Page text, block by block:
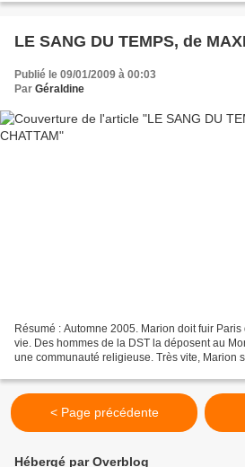
LE SANG DU TEMPS, de
Publié le 09/01/2009 à 00:03
Par Géraldine
Résumé : Automne 2005. Marion doit fuir
vie. Des hommes de la DST la déposent au
une communauté religieuse. Très vite, Marion
< Page précédente
Hébergé par Overblog